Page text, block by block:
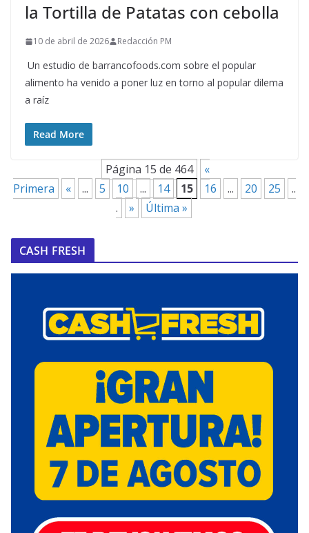
la Tortilla de Patatas con cebolla
10 de abril de 2026 Redacción PM
Un estudio de barrancofoods.com sobre el popular
alimento ha venido a poner luz en torno al popular dilema
a raíz
Read More
Página 15 de 464
«
Primera
« ... 5 10 ... 14 15 16 ... 20 25
..
.
» Última »
CASH FRESH